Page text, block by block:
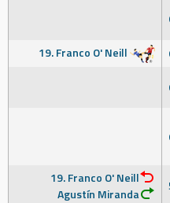
19. Franco O' Neill
19. Franco O' Neill
Agustín Miranda